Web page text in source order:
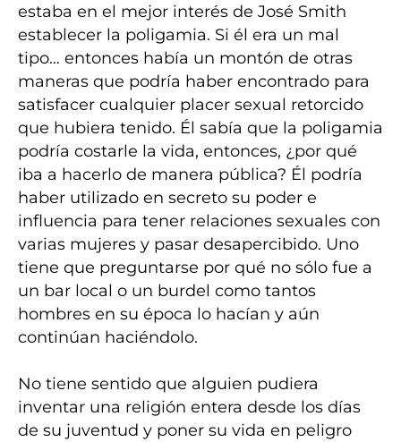
estaba en el mejor interés de José Smith
establecer la poligamia. Si él era un mal
tipo… entonces había un montón de otras
maneras que podría haber encontrado para
satisfacer cualquier placer sexual retorcido
que hubiera tenido. Él sabía que la poligamia
podría costarle la vida, entonces, ¿por qué
iba a hacerlo de manera pública? Él podría
haber utilizado en secreto su poder e
influencia para tener relaciones sexuales con
varias mujeres y pasar desapercibido. Uno
tiene que preguntarse por qué no sólo fue a
un bar local o un burdel como tantos
hombres en su época lo hacían y aún
continúan haciéndolo.
No tiene sentido que alguien pudiera
inventar una religión entera desde los días
de su juventud y poner su vida en peligro